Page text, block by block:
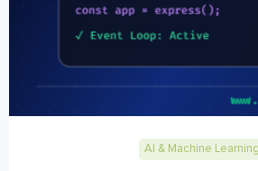
AI & Machine Learning